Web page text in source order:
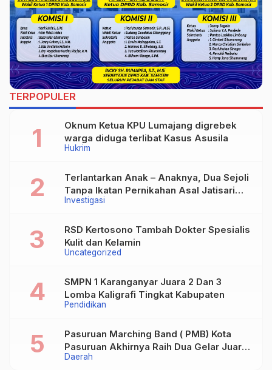
TERPOPULER
Hukrim
Oknum Ketua KPU Lumajang digrebek
warga diduga terlibat Kasus Asusila
Investigasi
Terlantarkan Anak – Anaknya, Dua Sejoli
Tanpa Ikatan Pernikahan Asal Jatisari
Kecamatan Geger Madiun dan Maospati
Uncategorized
RSD Kertosono Tambah Dokter Spesialis
Kulit dan Kelamin
Pendidikan
SMPN 1 Karanganyar Juara 2 Dan 3
Lomba Kaligrafi Tingkat Kabupaten
Daerah
Pasuruan Marching Band ( PMB) Kota
Pasuruan Akhirnya Raih Dua Gelar Juara
Dalam Kejurprov Jatim 2024